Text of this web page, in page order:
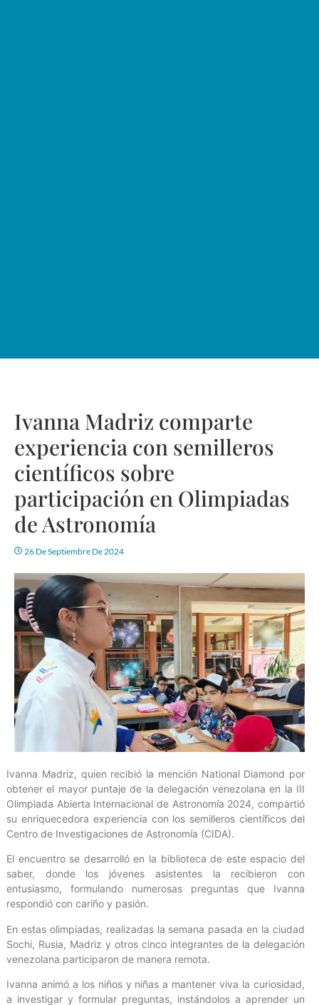
Ivanna Madriz comparte
experiencia con semilleros
científicos sobre
participación en Olimpiadas
de Astronomía
26 De Septiembre De 2024
Ivanna Madriz, quien recibió la mención National Diamond por
obtener el mayor puntaje de la delegación venezolana en la III
Olimpiada Abierta Internacional de Astronomía 2024, compartió
su enriquecedora experiencia con los semilleros científicos del
Centro de Investigaciones de Astronomía (CIDA).
El encuentro se desarrolló en la biblioteca de este espacio del
saber, donde los jóvenes asistentes la recibieron con
entusiasmo, formulando numerosas preguntas que Ivanna
respondió con cariño y pasión.
En estas olimpiadas, realizadas la semana pasada en la ciudad
Sochi, Rusia, Madriz y otros cinco integrantes de la delegación
venezolana participaron de manera remota.
Ivanna animó a los niños y niñas a mantener viva la curiosidad,
a investigar y formular preguntas, instándolos a aprender un